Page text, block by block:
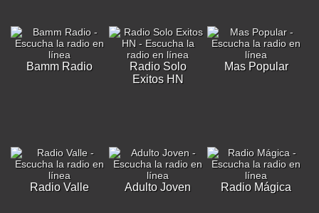
Bamm Radio
Radio Solo
Exitos HN
Mas Popular
Radio Valle Adulto Joven Radio Mágica